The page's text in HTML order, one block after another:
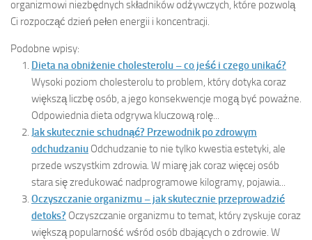
organizmowi niezbędnych składników odżywczych, które pozwolą
Ci rozpocząć dzień pełen energii i koncentracji.
Podobne wpisy:
Dieta na obniżenie cholesterolu – co jeść i czego unikać?
Wysoki poziom cholesterolu to problem, który dotyka coraz
większą liczbę osób, a jego konsekwencje mogą być poważne.
Odpowiednia dieta odgrywa kluczową rolę...
Jak skutecznie schudnąć? Przewodnik po zdrowym
odchudzaniu Odchudzanie to nie tylko kwestia estetyki, ale
przede wszystkim zdrowia. W miarę jak coraz więcej osób
stara się zredukować nadprogramowe kilogramy, pojawia...
Oczyszczanie organizmu – jak skutecznie przeprowadzić
detoks? Oczyszczanie organizmu to temat, który zyskuje coraz
większą popularność wśród osób dbających o zdrowie. W